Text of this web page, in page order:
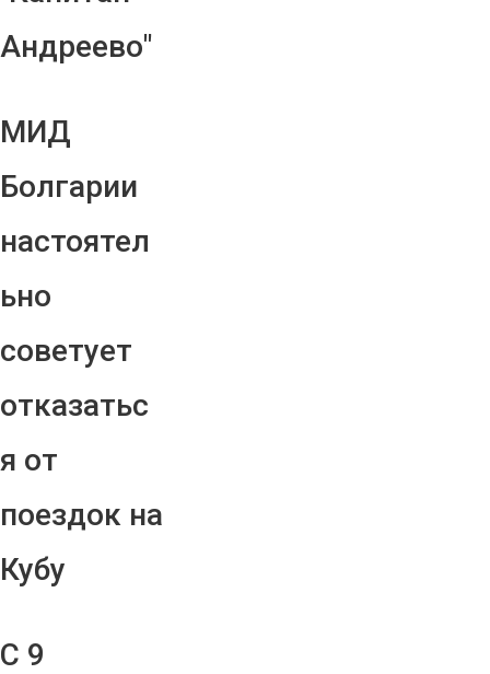
Андреево"
МИД
Болгарии
настоятел
ьно
советует
отказатьс
я от
поездок на
Кубу
С 9